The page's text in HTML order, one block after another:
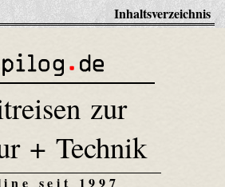
Inhaltsverzeichnis
zur
+ Technik
seit 1997